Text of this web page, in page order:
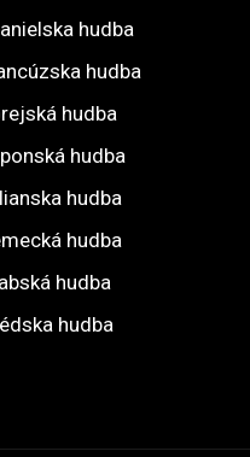
hudba
hudba
hudba
hudba
hudba
hudba
hudba
hudba